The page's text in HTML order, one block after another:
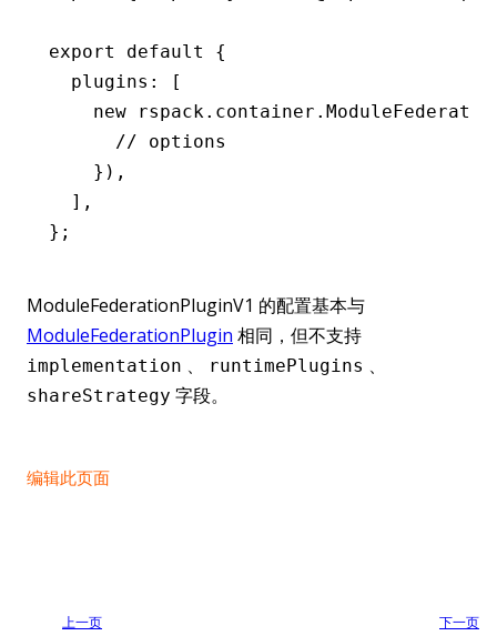
export default
{
  plugins
:
[
    new
rspack. container
      // options
    })
,
  ]
,
};
ModuleFederationPluginV1 的配置基本与
ModuleFederationPlugin 相同，但不支持
implementation 、 runtimePlugins 、
shareStrategy 字段。
编辑此页面
上一页 下一页